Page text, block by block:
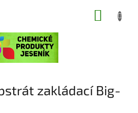
zakládací Big-